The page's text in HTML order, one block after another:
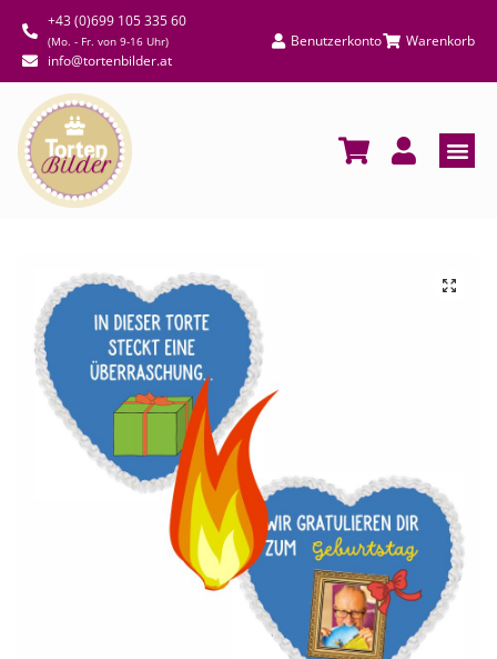
+43 (0)699 105 335 60
(Mo. - Fr. von 9-16 Uhr)
info@tortenbilder.at
Benutzerkonto Warenkorb